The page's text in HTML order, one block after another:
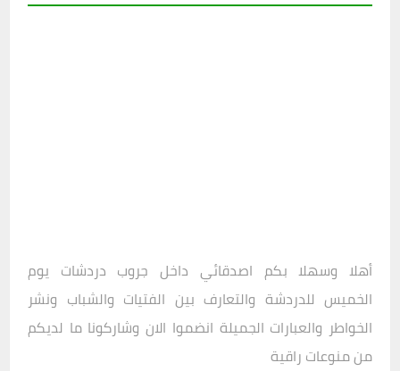
أهلا وسهلا بكم اصدقائي داخل جروب دردشات يوم
الخميس للدردشة والتعارف بين الفتيات والشباب ونشر
الخواطر والعبارات الجميلة انضموا الان وشاركونا ما لديكم
من منوعات راقية